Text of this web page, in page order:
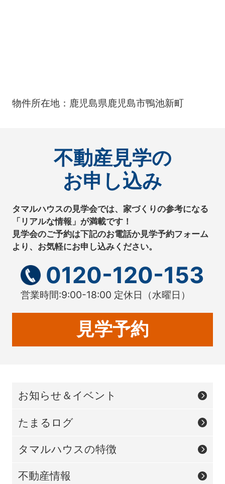
物件所在地：鹿児島県鹿児島市鴨池新町
不動産見学の
お申し込み
タマルハウスの見学会では、家づくりの参考になる
「リアルな情報」が満載です！
見学会のご予約は下記のお電話か見学予約フォーム
より、お気軽にお申し込みください。
0120-120-153
営業時間:9:00-18:00 定休日 （水曜日）
見学予約
お知らせ＆イベント
たまるログ
タマルハウスの特徴
不動産情報